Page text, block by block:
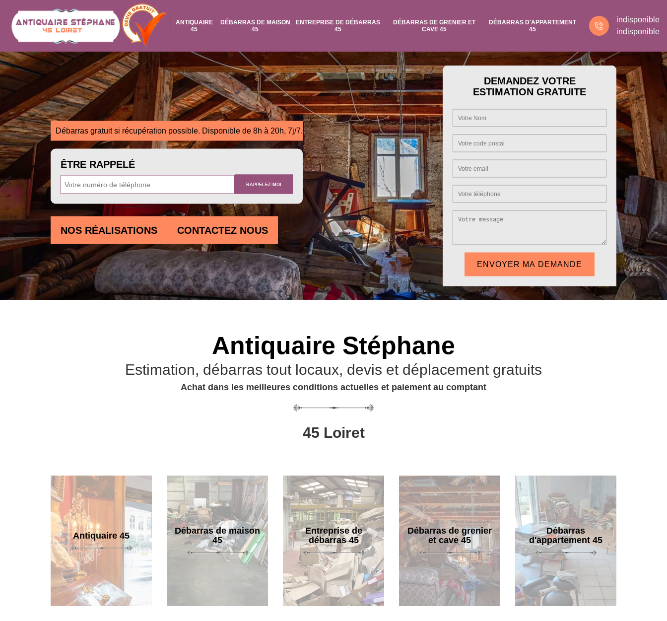
ANTIQUAIRE
45
DÉBARRAS DE MAISON
45
ENTREPRISE DE DÉBARRAS
45
DÉBARRAS DE GRENIER ET
CAVE 45
DÉBARRAS D'APPARTEMENT
45
indisponible
indisponible
Débarras gratuit si récupération possible. Disponible de 8h à 20h, 7j/7.
ÊTRE RAPPELÉ
NOS RÉALISATIONS CONTACTEZ NOUS
DEMANDEZ VOTRE
ESTIMATION GRATUITE
Antiquaire Stéphane
Estimation, débarras tout locaux, devis et déplacement gratuits
Achat dans les meilleures conditions actuelles et paiement au comptant
45 Loiret
Antiquaire 45
Débarras de maison
45
Entreprise de
débarras 45
Débarras de grenier
et cave 45
Débarras
d'appartement 45